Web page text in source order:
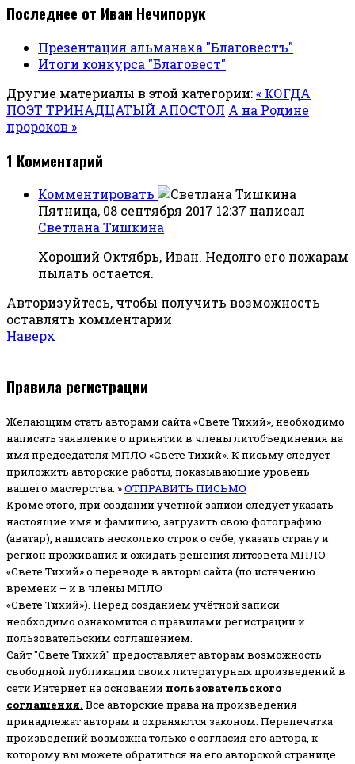
Последнее от Иван Нечипорук
Презентация альманаха "Благовестъ"
Итоги конкурса "Благовест"
Другие материалы в этой категории:« КОГДА
ПОЭТ ТРИНАДЦАТЫЙ АПОСТОЛ А на Родине
пророков »
1 Комментарий
Комментировать
Пятница, 08 сентября 2017 12:37 написал
Светлана Тишкина
Хороший Октябрь, Иван. Недолго его пожарам
пылать остается.
Авторизуйтесь, чтобы получить возможность
оставлять комментарии
Наверх
Правила регистрации
Желающим стать авторами сайта «Свете Тихий», необходимо
написать заявление о принятии в члены литобъединения на
имя председателя МПЛО «Свете Тихий». К письму следует
приложить авторские работы, показывающие уровень
вашего мастерства. »ОТПРАВИТЬ ПИСЬМО
Кроме этого, при создании учетной записи следует указать
настоящие имя и фамилию, загрузить свою фотографию
(аватар), написать несколько строк о себе, указать страну и
регион проживания и ожидать решения литсовета МПЛО
«Свете Тихий» о переводе в авторы сайта (по истечению
времени – и в члены МПЛО
«Свете Тихий»). Перед созданием учётной записи
необходимо ознакомится с правилами регистрации и
пользовательским соглашением.
Сайт "Свете Тихий" предоставляет авторам возможность
свободной публикации своих литературных произведений в
сети Интернет на основании пользовательского
соглашения. Все авторские права на произведения
принадлежат авторам и охраняются законом. Перепечатка
произведений возможна только с согласия его автора, к
которому вы можете обратиться на его авторской странице.